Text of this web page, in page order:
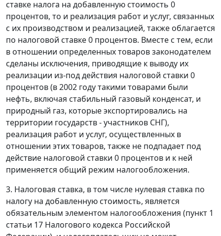
ставке налога на добавленную стоимость 0
процентов, то и реализация работ и услуг, связанных
с их производством и реализацией, также облагается
по налоговой ставке 0 процентов. Вместе с тем, если
в отношении определенных товаров законодателем
сделаны исключения, приводящие к выводу их
реализации из-под действия налоговой ставки 0
процентов (в 2002 году такими товарами были
нефть, включая стабильный газовый конденсат, и
природный газ, которые экспортировались на
территории государств - участников СНГ),
реализация работ и услуг, осуществленных в
отношении этих товаров, также не подпадает под
действие налоговой ставки 0 процентов и к ней
применяется общий режим налогообложения.
3. Налоговая ставка, в том числе нулевая ставка по
налогу на добавленную стоимость, является
обязательным элементом налогообложения (пункт 1
статьи 17 Налогового кодекса Российской